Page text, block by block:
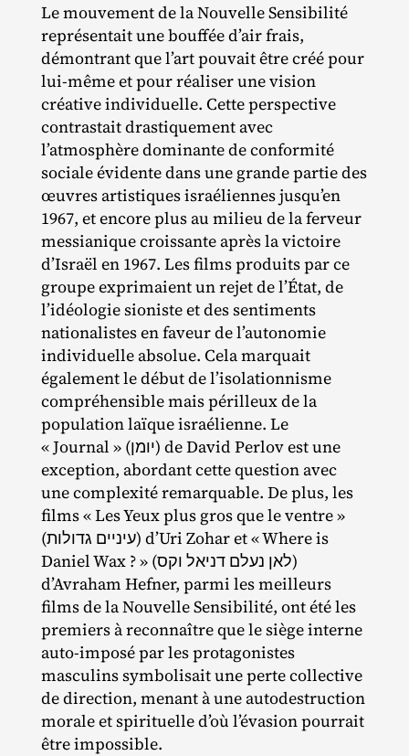
Le mouvement de la Nouvelle Sensibilité
représentait une bouffée d’air frais,
démontrant que l’art pouvait être créé pour
lui‐​même et pour réaliser une vision
créative individuelle. Cette perspective
contrastait drastiquement avec
l’atmosphère dominante de conformité
sociale évidente dans une grande partie des
œuvres artistiques israéliennes jusqu’en
1967, et encore plus au milieu de la ferveur
messianique croissante après la victoire
d’Israël en 1967. Les films produits par ce
groupe exprimaient un rejet de l’État, de
l’idéologie sioniste et des sentiments
nationalistes en faveur de l’autonomie
individuelle absolue. Cela marquait
également le début de l’isolationnisme
compréhensible mais périlleux de la
population laïque israélienne. Le
« Journal » (יומן) de David Perlov est une
exception, abordant cette question avec
une complexité remarquable. De plus, les
films « Les Yeux plus gros que le ventre »
(עיניים גדולות) d’Uri Zohar et « Where is
Daniel Wax ? » (לאן נעלם דניאל וקס)
d’Avraham Hefner, parmi les meilleurs
films de la Nouvelle Sensibilité, ont été les
premiers à reconnaître que le siège interne
auto‐​imposé par les protagonistes
masculins symbolisait une perte collective
de direction, menant à une autodestruction
morale et spirituelle d’où l’évasion pourrait
être impossible.